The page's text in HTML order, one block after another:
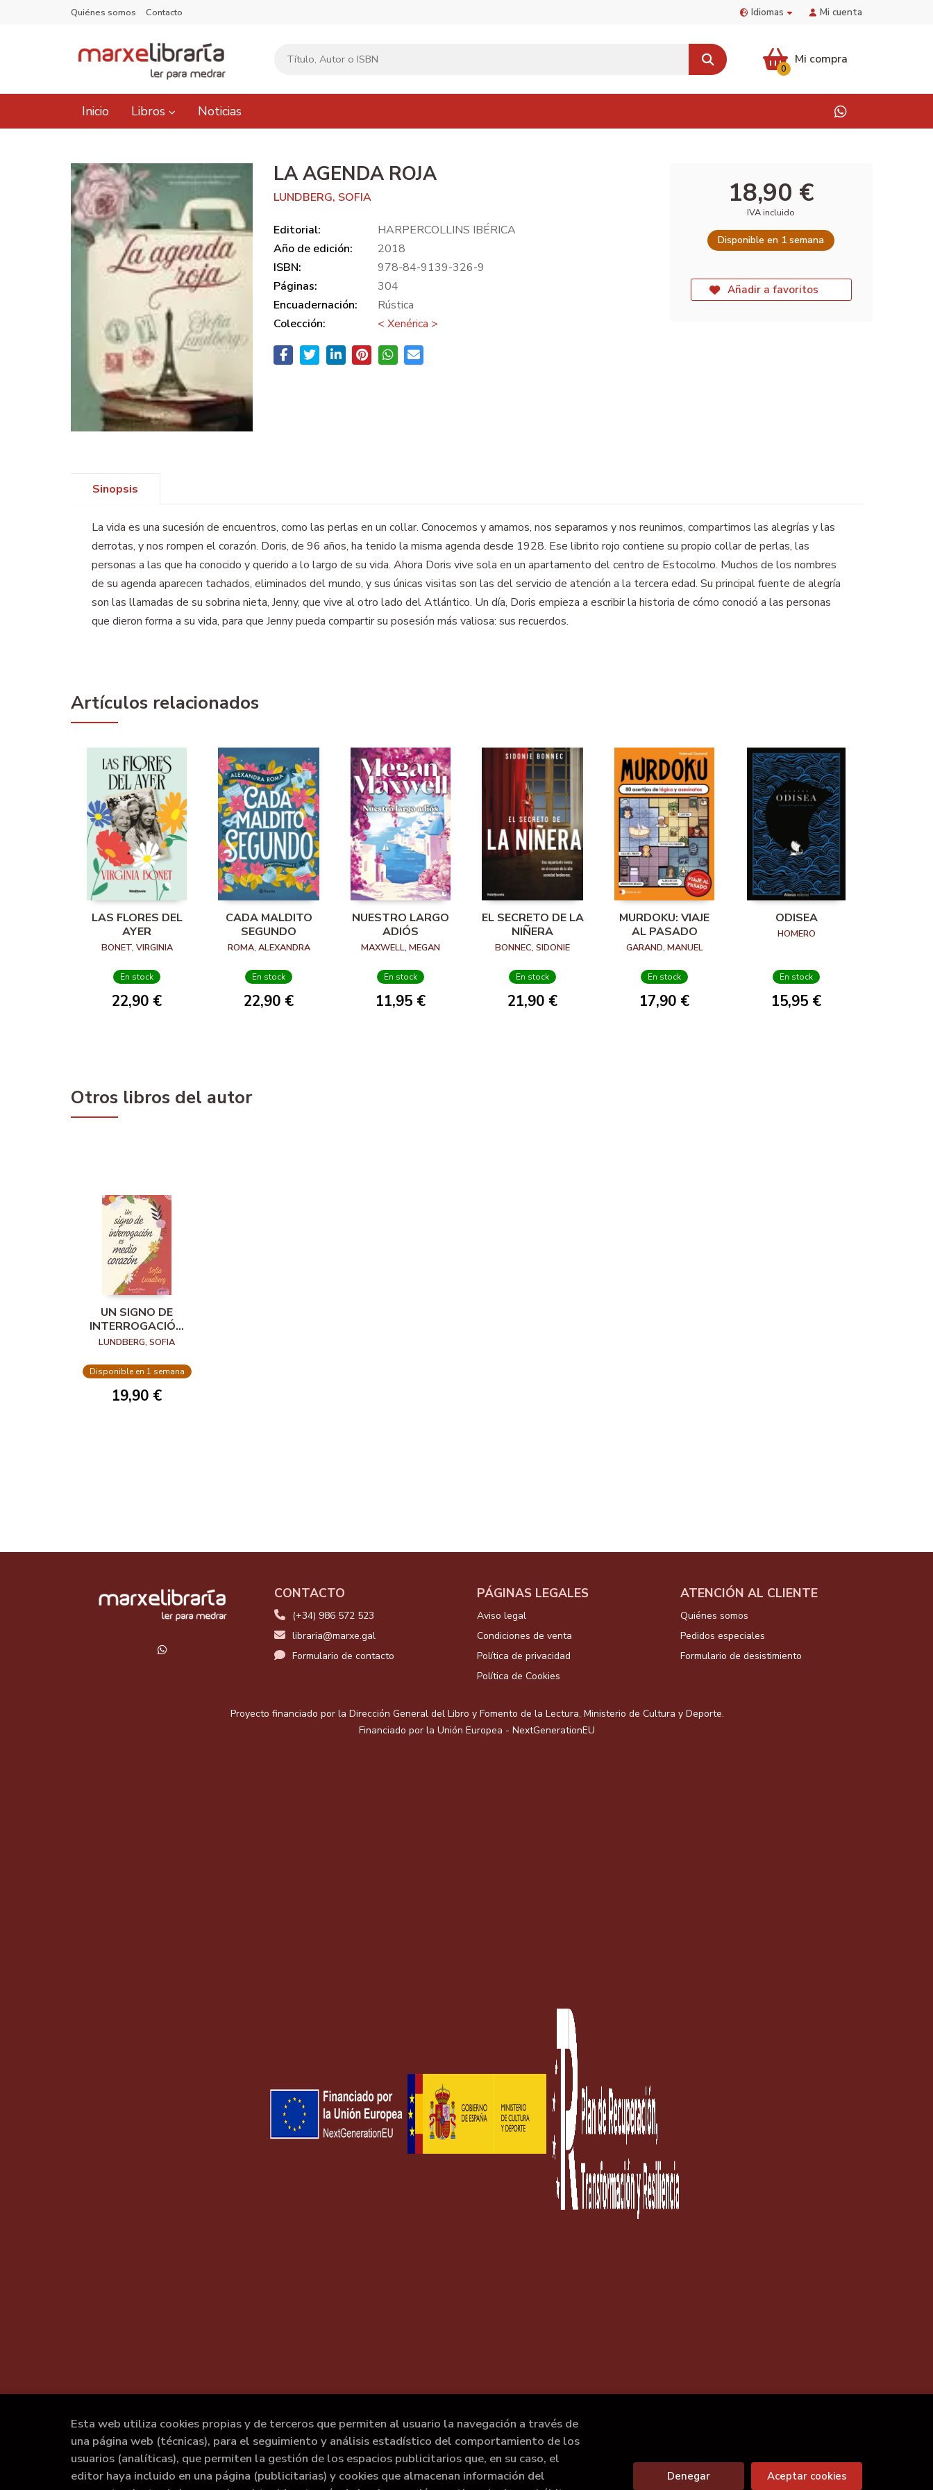
Quiénes somos Contacto Idiomas Mi cuenta
Mi compra
0
Inicio Libros Noticias
LA AGENDA ROJA
LUNDBERG, SOFIA
Editorial:
HARPERCOLLINS IBÉRICA
Año de edición:
2018
ISBN:
978-84-9139-326-9
Páginas:
304
Encuadernación:
Rústica
Colección:
< Xenérica >
18,90 €
IVA incluido
Disponible en 1 semana
Añadir a favoritos
Sinopsis
La vida es una sucesión de encuentros, como las perlas en un collar. Conocemos y amamos, nos separamos y nos reunimos, compartimos las alegrías y las
derrotas, y nos rompen el corazón. Doris, de 96 años, ha tenido la misma agenda desde 1928. Ese librito rojo contiene su propio collar de perlas, las
personas a las que ha conocido y querido a lo largo de su vida. Ahora Doris vive sola en un apartamento del centro de Estocolmo. Muchos de los nombres
de su agenda aparecen tachados, eliminados del mundo, y sus únicas visitas son las del servicio de atención a la tercera edad. Su principal fuente de alegría
son las llamadas de su sobrina nieta, Jenny, que vive al otro lado del Atlántico. Un día, Doris empieza a escribir la historia de cómo conoció a las personas
que dieron forma a su vida, para que Jenny pueda compartir su posesión más valiosa: sus recuerdos.
Artículos relacionados
LAS FLORES DEL
AYER
BONET, VIRGINIA
En stock
22,90 €
CADA MALDITO
SEGUNDO
ROMA, ALEXANDRA
En stock
22,90 €
NUESTRO LARGO
ADIÓS
MAXWELL, MEGAN
En stock
11,95 €
EL SECRETO DE LA
NIÑERA
BONNEC, SIDONIE
En stock
21,90 €
MURDOKU: VIAJE
AL PASADO
GARAND, MANUEL
En stock
17,90 €
ODISEA
HOMERO
En stock
15,95 €
Otros libros del autor
UN SIGNO DE
INTERROGACIÓN
ES MEDIO
LUNDBERG, SOFIA
Disponible en 1 semana
19,90 €
CONTACTO
(+34) 986 572 523
libraria@marxe.gal
Formulario de contacto
PÁGINAS LEGALES
Aviso legal
Condiciones de venta
Política de privacidad
Política de Cookies
ATENCIÓN AL CLIENTE
Quiénes somos
Pedidos especiales
Formulario de desistimiento
Proyecto financiado por la Dirección General del Libro y Fomento de la Lectura, Ministerio de Cultura y Deporte.
Financiado por la Unión Europea - NextGenerationEU
Esta web utiliza cookies propias y de terceros que permiten al usuario la navegación a través de
una página web (técnicas), para el seguimiento y análisis estadístico del comportamiento de los
usuarios (analíticas), que permiten la gestión de los espacios publicitarios que, en su caso, el
editor haya incluido en una página (publicitarias) y cookies que almacenan información del
Denegar Aceptar cookies